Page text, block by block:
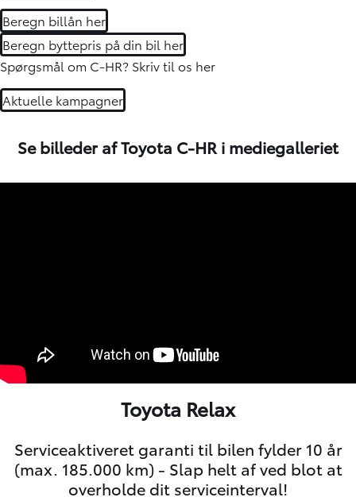
Beregn billån her
Beregn byttepris på din bil her
Spørgsmål om C-HR? Skriv til os her
Aktuelle kampagner
Se billeder af Toyota C-HR i mediegalleriet
Toyota Relax
Serviceaktiveret garanti til bilen fylder 10 år
(max. 185.000 km) - Slap helt af ved blot at
overholde dit serviceinterval!